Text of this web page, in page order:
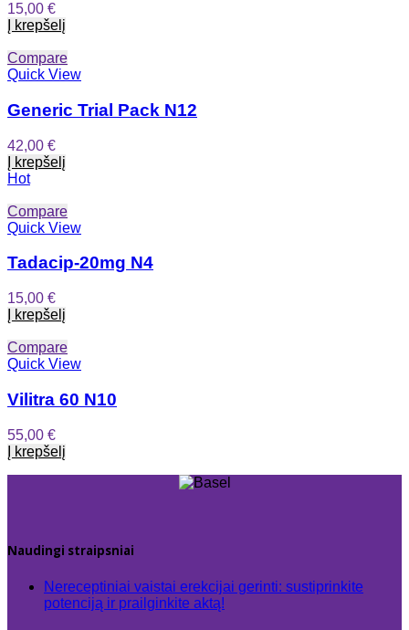
15,00 €
Į krepšelį
Compare
Quick View
Generic Trial Pack N12
42,00 €
Į krepšelį
Hot
Compare
Quick View
Tadacip-20mg N4
15,00 €
Į krepšelį
Compare
Quick View
Vilitra 60 N10
55,00 €
Į krepšelį
Naudingi straipsniai
Nereceptiniai vaistai erekcijai gerinti: sustiprinkite
potenciją ir prailginkite aktą!